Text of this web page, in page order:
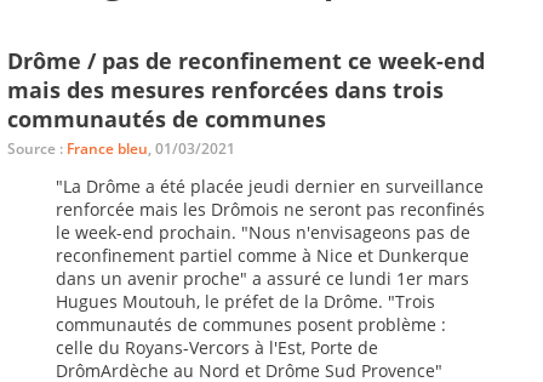
Drôme / pas de reconfinement ce week-end
mais des mesures renforcées dans trois
communautés de communes
Source : France bleu, 01/03/2021
"La Drôme a été placée jeudi dernier en surveillance
renforcée mais les Drômois ne seront pas reconfinés
le week-end prochain. "Nous n'envisageons pas de
reconfinement partiel comme à Nice et Dunkerque
dans un avenir proche" a assuré ce lundi 1er mars
Hugues Moutouh, le préfet de la Drôme. "Trois
communautés de communes posent problème :
celle du Royans-Vercors à l'Est, Porte de
DrômArdèche au Nord et Drôme Sud Provence"